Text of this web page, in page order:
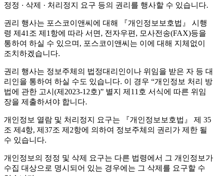
정정 · 삭제 · 처리정지 요구 등의 권리를 행사할 수 있습니다.
권리 행사는 포스코이앤씨에 대해 『개인정보보호법』 시행
령 제41조 제1항에 따라 서면, 전자우편, 모사전송(FAX)등을
통하여 하실 수 있으며, 포스코이앤씨는 이에 대해 지체없이
조치하겠습니다.
권리 행사는 정보주체의 법정대리인이나 위임을 받은 자 등 대
리인을 통하여 하실 수도 있습니다. 이 경우 “개인정보 처리 방
법에 관한 고시(제2023-12호)” 별지 제11호 서식에 따른 위임
장을 제출하셔야 합니다.
개인정보 열람 및 처리정지 요구는 『개인정보보호법』 제 35
조 제4항, 제37조 제2항에 의하여 정보주체의 권리가 제한 될
수 있습니다.
개인정보의 정정 및 삭제 요구는 다른 법령에서 그 개인정보가
수집 대상으로 명시되어 있는 경우에는 그 삭제를 요구할 수